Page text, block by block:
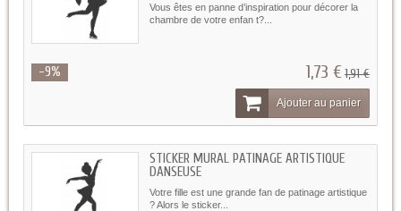
Vous êtes en panne d’inspiration pour décorer la
chambre de votre enfan t?...
-9% 1,73 €1,91 €
Ajouter au panier
STICKER MURAL PATINAGE ARTISTIQUE
DANSEUSE
Votre fille est une grande fan de patinage artistique
? Alors le sticker...